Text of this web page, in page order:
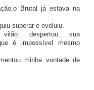
Brutal já estava na
superar e evoluiu.
despertou sua
é impossível mesmo
minha vontade de